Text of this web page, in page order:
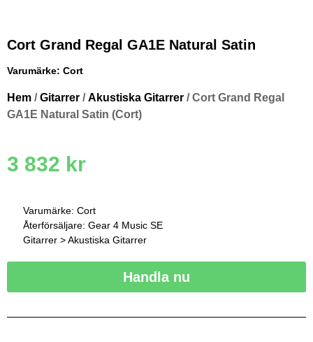
Cort Grand Regal GA1E Natural Satin
Varumärke: Cort
Hem /Gitarrer /Akustiska Gitarrer / Cort Grand Regal
GA1E Natural Satin (Cort)
3 832 kr
Varumärke: Cort
Återförsäljare: Gear 4 Music SE
Gitarrer > Akustiska Gitarrer
Handla nu